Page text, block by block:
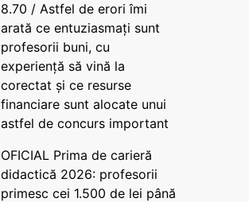
8.70 / Astfel de erori îmi
arată ce entuziasmați sunt
profesorii buni, cu
experiență să vină la
corectat și ce resurse
financiare sunt alocate unui
astfel de concurs important
OFICIAL Prima de carieră
didactică 2026: profesorii
primesc cei 1.500 de lei până